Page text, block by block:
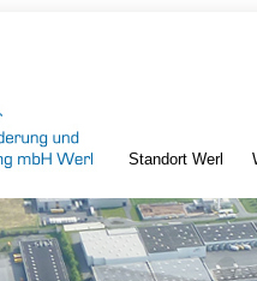
Standort Werl